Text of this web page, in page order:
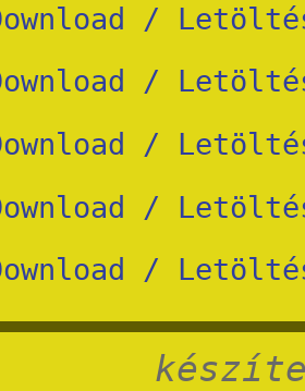
/
/
/
/
/